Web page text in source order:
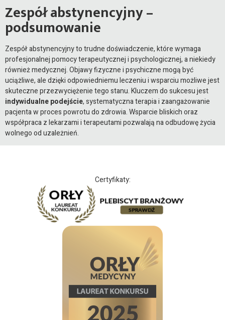
Zespół abstynencyjny –
podsumowanie
Zespół abstynencyjny to trudne doświadczenie, które wymaga
profesjonalnej pomocy terapeutycznej i psychologicznej, a niekiedy
również medycznej. Objawy fizyczne i psychiczne mogą być
uciążliwe, ale dzięki odpowiedniemu leczeniu i wsparciu możliwe jest
skuteczne przezwyciężenie tego stanu. Kluczem do sukcesu jest
indywidualne podejście, systematyczna terapia i zaangażowanie
pacjenta w proces powrotu do zdrowia. Wsparcie bliskich oraz
współpraca z lekarzami i terapeutami pozwalają na odbudowę życia
wolnego od uzależnień.
Certyfikaty: